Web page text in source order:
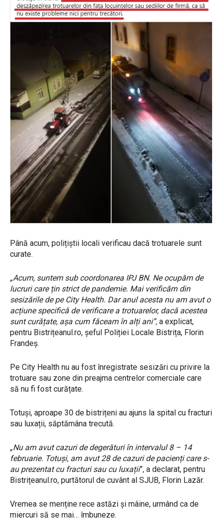
Până acum, polițiștii locali verificau dacă trotuarele sunt
curate.
„Acum, suntem sub coordonarea IPJ BN. Ne ocupăm de
lucruri care țin strict de pandemie. Mai verificăm din
sesizările de pe City Health. Dar anul acesta nu am avut o
acțiune specifică de verificare a trotuarelor, dacă acestea
sunt curățate, așa cum făceam în alți ani”, a explicat,
pentru Bistrițeanul.ro, șeful Poliției Locale Bistrița, Florin
Frandeș.
Pe City Health nu au fost înregistrate sesizări cu privire la
trotuare sau zone din preajma centrelor comerciale care
să nu fi fost curățate.
Totuși, aproape 30 de bistrițeni au ajuns la spital cu fracturi
sau luxații, săptămâna trecută.
„Nu am avut cazuri de degerături în intervalul 8 – 14
februarie. Totuși, am avut 28 de cazuri de pacienți care s-
au prezentat cu fracturi sau cu luxații”, a declarat, pentru
Bistrițeanul.ro, purtătorul de cuvânt al SJUB, Florin Lazăr.
Vremea se menține rece astăzi și mâine, urmând ca de
miercuri să se mai… îmbuneze.